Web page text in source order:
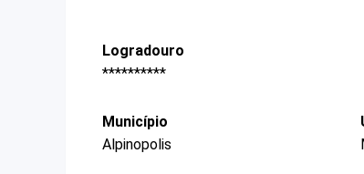
Logradouro
**********
Município
Alpinopolis